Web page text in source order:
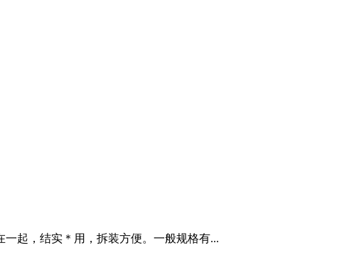
起，结实＊用，拆装方便。一般规格有...